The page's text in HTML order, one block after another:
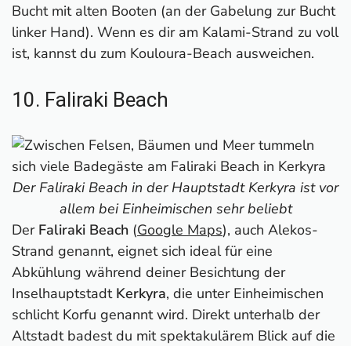
Bucht mit alten Booten (an der Gabelung zur Bucht
linker Hand). Wenn es dir am Kalami-Strand zu voll
ist, kannst du zum Kouloura-Beach ausweichen.
10. Faliraki Beach
Der Faliraki Beach in der Hauptstadt Kerkyra ist vor
allem bei Einheimischen sehr beliebt
Der Faliraki Beach (Google Maps), auch Alekos-
Strand genannt, eignet sich ideal für eine
Abkühlung während deiner Besichtung der
Inselhauptstadt Kerkyra, die unter Einheimischen
schlicht Korfu genannt wird. Direkt unterhalb der
Altstadt badest du mit spektakulärem Blick auf die